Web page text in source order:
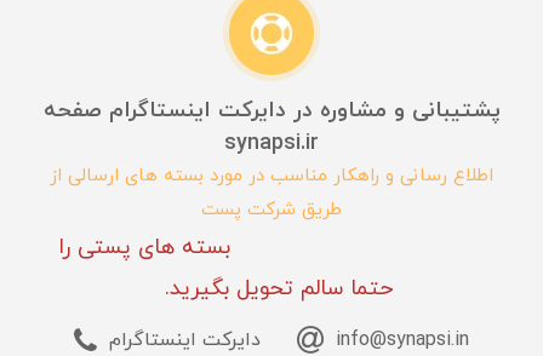
پشتیبانی و مشاوره در دایرکت اینستاگرام صفحه
synapsi.ir
اطلاع رسانی و راهکار مناسب در مورد بسته های ارسالی از
طریق شرکت پست
بسته های پستی را
حتما سالم تحویل بگیرید.
info@synapsi.in دایرکت اینستاگرام